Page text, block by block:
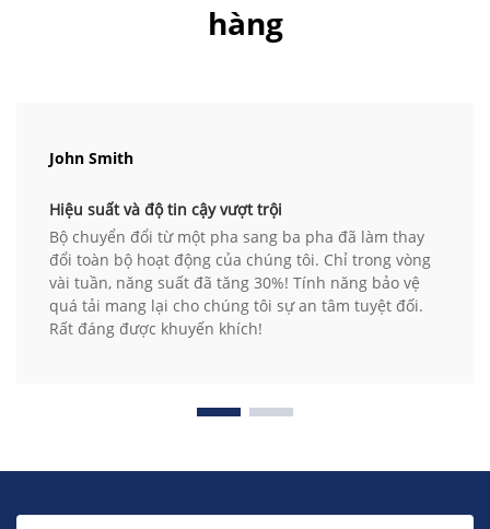
hàng
John Smith
Hiệu suất và độ tin cậy vượt trội
Bộ chuyển đổi từ một pha sang ba pha đã làm thay
đổi toàn bộ hoạt động của chúng tôi. Chỉ trong vòng
vài tuần, năng suất đã tăng 30%! Tính năng bảo vệ
quá tải mang lại cho chúng tôi sự an tâm tuyệt đối.
Rất đáng được khuyến khích!